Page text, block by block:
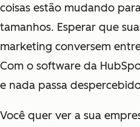
coisas estão mudando
tamanhos. Esperar que
marketing conversem
Com o software da
e nada passa
Você quer ver a sua